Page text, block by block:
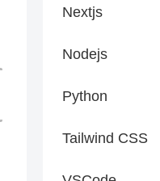
Nextjs
Nodejs
Python
Tailwind CSS